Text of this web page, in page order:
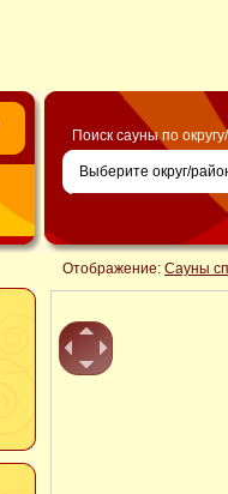
Поиск сауны по
Отображение: Сауны